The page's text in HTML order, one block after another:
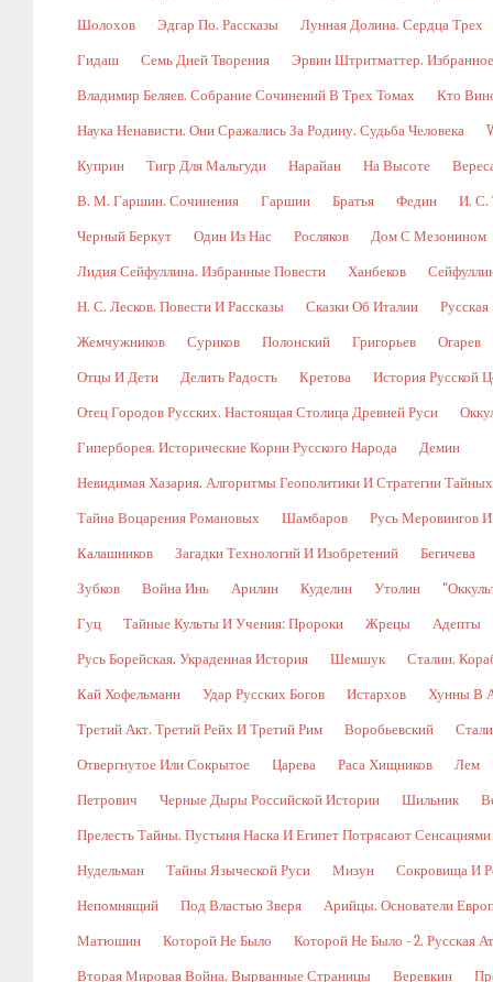
Шолохов Эдгар По. Рассказы Лунная Долина. Сердца Трех
Гидаш Семь Дней Творения Эрвин Штритматтер. Избранное
Владимир Беляев. Собрание Сочинений В Трех Томах Кто
Наука Ненависти. Они Сражались За Родину. Судьба Человека
Куприн Тигр Для Мальгуди Нарайан На Высоте
В. М. Гаршин. Сочинения Гаршин Братья Федин И. С.
Черный Беркут Один Из Нас Росляков Дом С Мезонином
Лидия Сейфуллина. Избранные Повести Ханбеков
Н. С. Лесков. Повести И Рассказы Сказки Об Италии
Жемчужников Суриков Полонский Григорьев Огарев
Отцы И Дети Делить Радость Кретова История Русской
Отец Городов Русских. Настоящая Столица Древней Руси
Гиперборея. Исторические Корни Русского Народа Демин
Невидимая Хазария. Алгоритмы Геополитики И Стратегии
Тайна Воцарения Романовых Шамбаров Русь Меровингов
Калашников Загадки Технологий И Изобретений Бегичева
Зубков Война Инь Арилин Куделин Утолин
Гуц Тайные Культы И Учения: Пророки Жрецы Адепты
Русь Борейская. Украденная История Шемшук Сталин.
Кай Хофельманн Удар Русских Богов Истархов Хунны В
Третий Акт. Третий Рейх И Третий Рим Воробьевский
Отвергнутое Или Сокрытое Царева Раса Хищников Лем
Петрович Черные Дыры Российской Истории Шильник
Прелесть Тайны. Пустыня Наска И Египет Потрясают Сенсациями
Нудельман Тайны Языческой Руси Мизун Сокровища И
Непомнящий Под Властью Зверя Арийцы. Основатели
Матюшин Которой Не Было Которой Не Было - 2. Русская
Вторая Мировая Война. Вырванные Страницы Веревкин